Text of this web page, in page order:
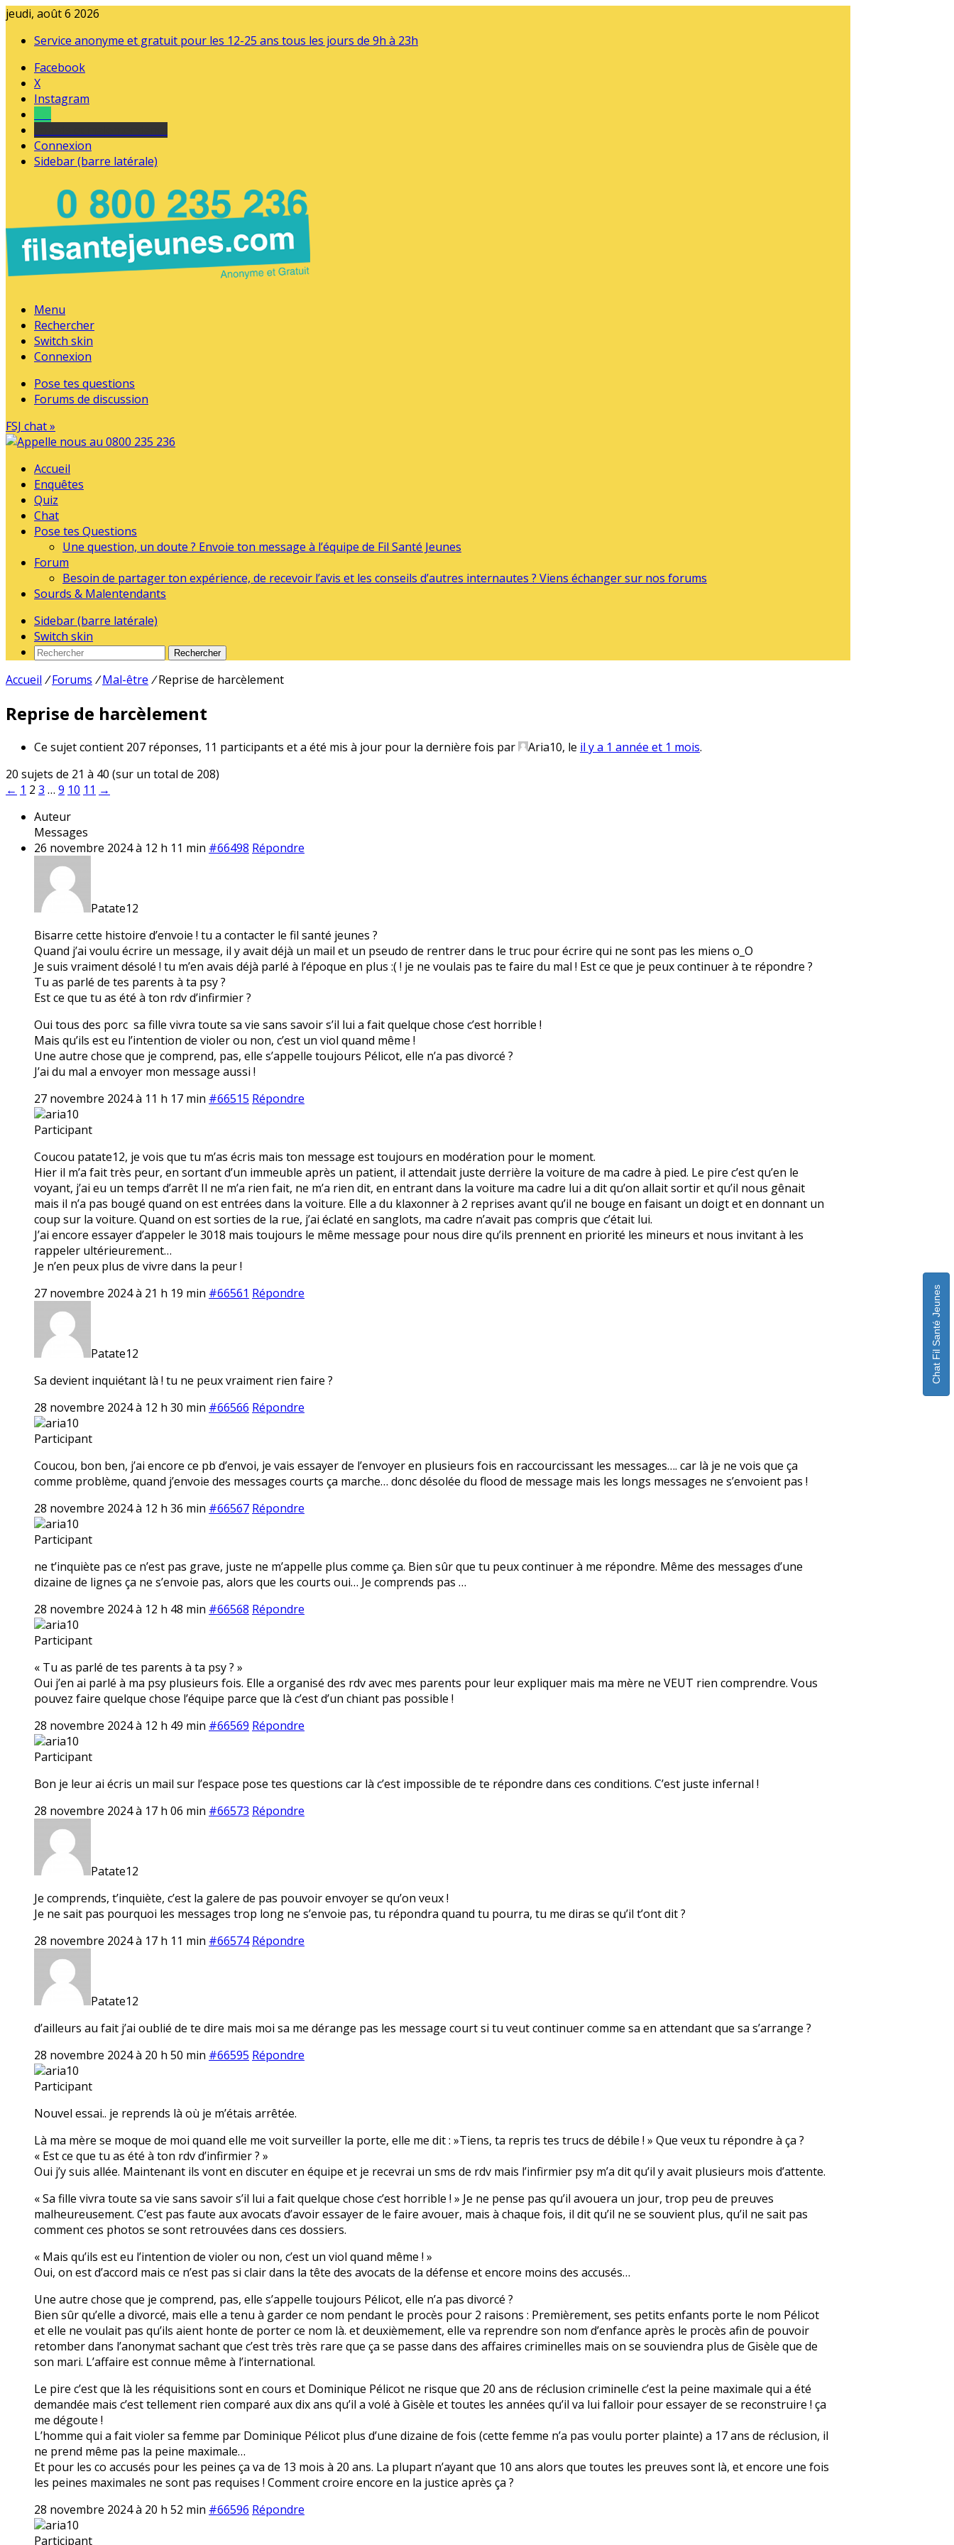
jeudi, août 6 2026
Service anonyme et gratuit pour les 12-25 ans tous les jours de 9h à 23h
Facebook
X
Instagram
Connexion
Sidebar (barre latérale)
Menu
Rechercher
Switch skin
Connexion
Pose tes questions
Forums de discussion
FSJ chat »
Accueil
Enquêtes
Quiz
Chat
Pose tes Questions
Une question, un doute ? Envoie ton message à l’équipe de Fil Santé Jeunes
Forum
Besoin de partager ton expérience, de recevoir l’avis et les conseils d’autres internautes ? Viens échanger sur nos forums
Sourds & Malentendants
Sidebar (barre latérale)
Switch skin
Rechercher
Accueil / Forums / Mal-être / Reprise de harcèlement
Reprise de harcèlement
Ce sujet contient 207 réponses, 11 participants et a été mis à jour pour la dernière fois par Aria10, le il y a 1 année et 1 mois.
20 sujets de 21 à 40 (sur un total de 208)
← 1 2 3 … 9 10 11 →
Auteur
Messages
26 novembre 2024 à 12 h 11 min #66498 Répondre
Patate12
Bisarre cette histoire d’envoie ! tu a contacter le fil santé jeunes ?
Quand j’ai voulu écrire un message, il y avait déjà un mail et un pseudo de rentrer dans le truc pour écrire qui ne sont pas les miens o_O
Je suis vraiment désolé ! tu m’en avais déjà parlé à l’époque en plus :( ! je ne voulais pas te faire du mal ! Est ce que je peux continuer à te répondre ?
Tu as parlé de tes parents à ta psy ?
Est ce que tu as été à ton rdv d’infirmier ?
Oui tous des porc sa fille vivra toute sa vie sans savoir s’il lui a fait quelque chose c’est horrible !
Mais qu’ils est eu l’intention de violer ou non, c’est un viol quand même !
Une autre chose que je comprend, pas, elle s’appelle toujours Pélicot, elle n’a pas divorcé ?
J’ai du mal a envoyer mon message aussi !
27 novembre 2024 à 11 h 17 min #66515 Répondre
aria10
Participant
Coucou patate12, je vois que tu m’as écris mais ton message est toujours en modération pour le moment.
Hier il m’a fait très peur, en sortant d’un immeuble après un patient, il attendait juste derrière la voiture de ma cadre à pied. Le pire c’est qu’en le
voyant, j’ai eu un temps d’arrêt Il ne m’a rien fait, ne m’a rien dit, en entrant dans la voiture ma cadre lui a dit qu’on allait sortir et qu’il nous gênait
mais il n’a pas bougé quand on est entrées dans la voiture. Elle a du klaxonner à 2 reprises avant qu’il ne bouge en faisant un doigt et en donnant un
coup sur la voiture. Quand on est sorties de la rue, j’ai éclaté en sanglots, ma cadre n’avait pas compris que c’était lui.
J’ai encore essayer d’appeler le 3018 mais toujours le même message pour nous dire qu’ils prennent en priorité les mineurs et nous invitant à les
rappeler ultérieurement…
Je n’en peux plus de vivre dans la peur !
27 novembre 2024 à 21 h 19 min #66561 Répondre
Patate12
Sa devient inquiétant là ! tu ne peux vraiment rien faire ?
28 novembre 2024 à 12 h 30 min #66566 Répondre
aria10
Participant
Coucou, bon ben, j’ai encore ce pb d’envoi, je vais essayer de l’envoyer en plusieurs fois en raccourcissant les messages…. car là je ne vois que ça
comme problème, quand j’envoie des messages courts ça marche… donc désolée du flood de message mais les longs messages ne s’envoient pas !
28 novembre 2024 à 12 h 36 min #66567 Répondre
aria10
Participant
ne t’inquiète pas ce n’est pas grave, juste ne m’appelle plus comme ça. Bien sûr que tu peux continuer à me répondre. Même des messages d’une
dizaine de lignes ça ne s’envoie pas, alors que les courts oui… Je comprends pas …
28 novembre 2024 à 12 h 48 min #66568 Répondre
aria10
Participant
« Tu as parlé de tes parents à ta psy ? »
Oui j’en ai parlé à ma psy plusieurs fois. Elle a organisé des rdv avec mes parents pour leur expliquer mais ma mère ne VEUT rien comprendre. Vous
pouvez faire quelque chose l’équipe parce que là c’est d’un chiant pas possible !
28 novembre 2024 à 12 h 49 min #66569 Répondre
aria10
Participant
Bon je leur ai écris un mail sur l’espace pose tes questions car là c’est impossible de te répondre dans ces conditions. C’est juste infernal !
28 novembre 2024 à 17 h 06 min #66573 Répondre
Patate12
Je comprends, t’inquiète, c’est la galere de pas pouvoir envoyer se qu’on veux !
Je ne sait pas pourquoi les messages trop long ne s’envoie pas, tu répondra quand tu pourra, tu me diras se qu’il t’ont dit ?
28 novembre 2024 à 17 h 11 min #66574 Répondre
Patate12
d’ailleurs au fait j’ai oublié de te dire mais moi sa me dérange pas les message court si tu veut continuer comme sa en attendant que sa s’arrange ?
28 novembre 2024 à 20 h 50 min #66595 Répondre
aria10
Participant
Nouvel essai.. je reprends là où je m’étais arrêtée.
Là ma mère se moque de moi quand elle me voit surveiller la porte, elle me dit : »Tiens, ta repris tes trucs de débile ! » Que veux tu répondre à ça ?
« Est ce que tu as été à ton rdv d’infirmier ? »
Oui j’y suis allée. Maintenant ils vont en discuter en équipe et je recevrai un sms de rdv mais l’infirmier psy m’a dit qu’il y avait plusieurs mois d’attente.
« Sa fille vivra toute sa vie sans savoir s’il lui a fait quelque chose c’est horrible ! » Je ne pense pas qu’il avouera un jour, trop peu de preuves
malheureusement. C’est pas faute aux avocats d’avoir essayer de le faire avouer, mais à chaque fois, il dit qu’il ne se souvient plus, qu’il ne sait pas
comment ces photos se sont retrouvées dans ces dossiers.
« Mais qu’ils est eu l’intention de violer ou non, c’est un viol quand même ! »
Oui, on est d’accord mais ce n’est pas si clair dans la tête des avocats de la défense et encore moins des accusés…
Une autre chose que je comprend, pas, elle s’appelle toujours Pélicot, elle n’a pas divorcé ?
Bien sûr qu’elle a divorcé, mais elle a tenu à garder ce nom pendant le procès pour 2 raisons : Premièrement, ses petits enfants porte le nom Pélicot
et elle ne voulait pas qu’ils aient honte de porter ce nom là. et deuxièmement, elle va reprendre son nom d’enfance après le procès afin de pouvoir
retomber dans l’anonymat sachant que c’est très très rare que ça se passe dans des affaires criminelles mais on se souviendra plus de Gisèle que de
son mari. L’affaire est connue même à l’international.
Le pire c’est que là les réquisitions sont en cours et Dominique Pélicot ne risque que 20 ans de réclusion criminelle c’est la peine maximale qui a été
demandée mais c’est tellement rien comparé aux dix ans qu’il a volé à Gisèle et toutes les années qu’il va lui falloir pour essayer de se reconstruire ! ça
me dégoute !
L’homme qui a fait violer sa femme par Dominique Pélicot plus d’une dizaine de fois (cette femme n’a pas voulu porter plainte) a 17 ans de réclusion, il
ne prend même pas la peine maximale…
Et pour les co accusés pour les peines ça va de 13 mois à 20 ans. La plupart n’ayant que 10 ans alors que toutes les preuves sont là, et encore une fois
les peines maximales ne sont pas requises ! Comment croire encore en la justice après ça ?
28 novembre 2024 à 20 h 52 min #66596 Répondre
aria10
Participant
Chat Fil Santé Jeunes